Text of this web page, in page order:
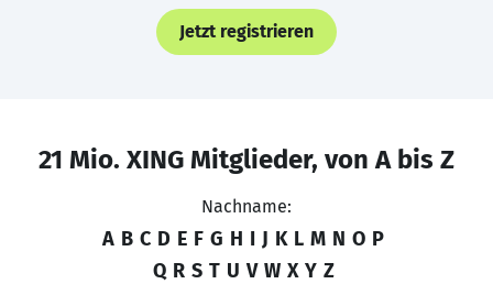
Jetzt registrieren
21 Mio. XING Mitglieder, von A bis Z
Nachname:
A B C D E F G H I J K L M N O P
Q R S T U V W X Y Z